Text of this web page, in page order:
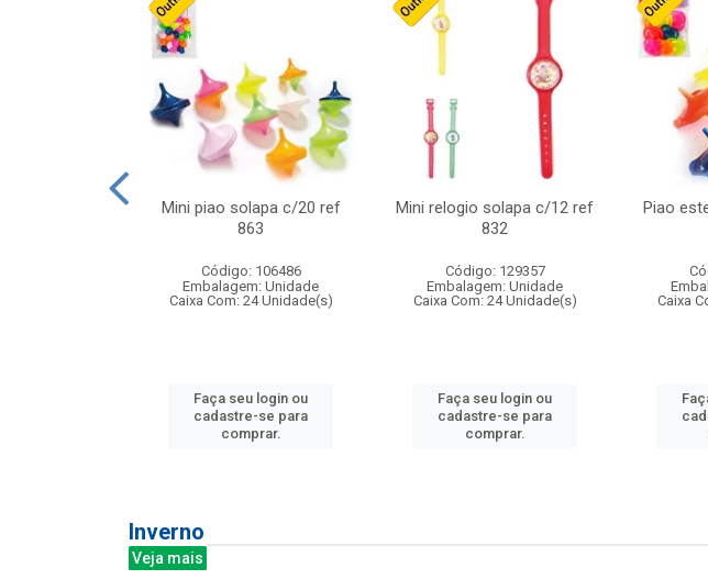
Mini piao solapa c/20 ref
863
Código: 106486
Embalagem: Unidade
Caixa Com: 24 Unidade(s)
Faça seu login ou
cadastre-se para
comprar.
Mini relogio solapa c/12 ref
832
Código: 129357
Embalagem: Unidade
Caixa Com: 24 Unidade(s)
Faça seu login ou
cadastre-se para
comprar.
Piao
Caixa
Inverno
Veja mais